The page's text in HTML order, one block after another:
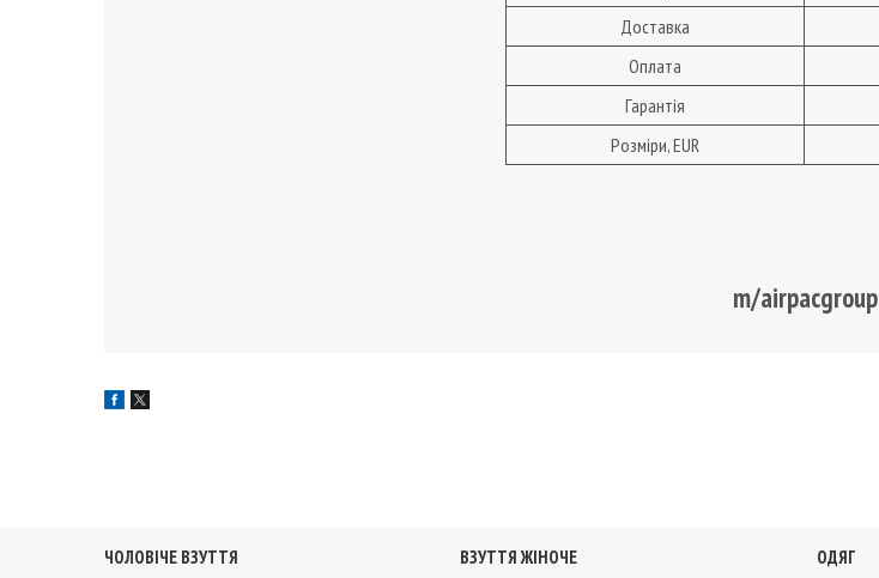
Доставка
Оплата
Гарантія
Розміри, EUR
m/airpacgroup
ЧОЛОВІЧЕ ВЗУТТЯ ВЗУТТЯ ЖІНОЧЕ ОДЯГ